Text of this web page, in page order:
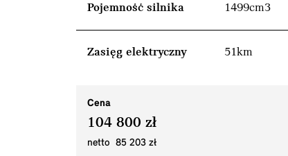
Pojemność silnika 1499cm3
Zasięg elektryczny 51km
Cena
104 800 zł
netto 85 203 zł